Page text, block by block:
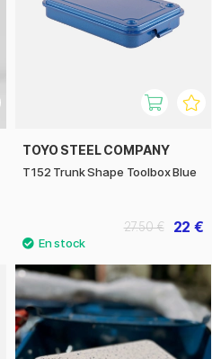
TOYO STEEL COMPANY
T152 Trunk Shape Toolbox Blue
22 €
27.50 €